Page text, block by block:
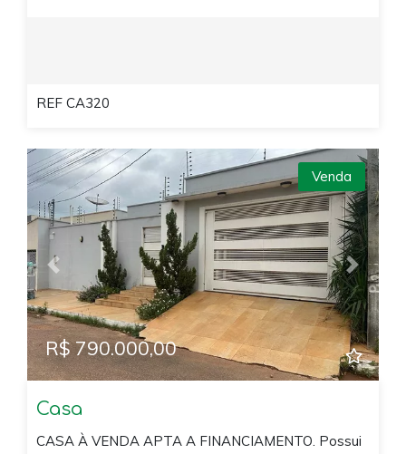
REF CA320
Previous Next
Venda
R$ 790.000,00
Casa
CASA À VENDA APTA A FINANCIAMENTO. Possui